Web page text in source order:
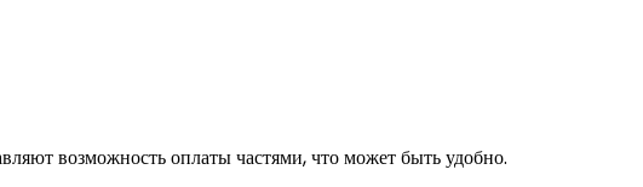
возможность оплаты частями, что может быть удобно.